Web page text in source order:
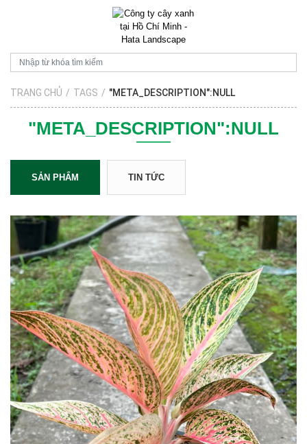
TRANG CHỦ / TAGS / "META_DESCRIPTION":NULL
"META_DESCRIPTION":NULL
SẢN PHẨM TIN TỨC